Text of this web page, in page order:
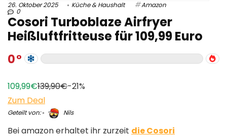
26. Oktober 2025 Küche & Haushalt Amazon
0
Cosori Turboblaze Airfryer
Heißluftfritteuse für 109,99 Euro
0
109,99€139,90€-21%
Zum Deal
Geteilt von: Nils
Bei amazon erhaltet ihr zurzeit die Cosori